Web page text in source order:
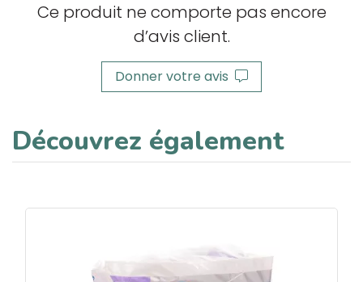
Ce produit ne comporte pas encore
d’avis client.
Donner votre avis
Découvrez également